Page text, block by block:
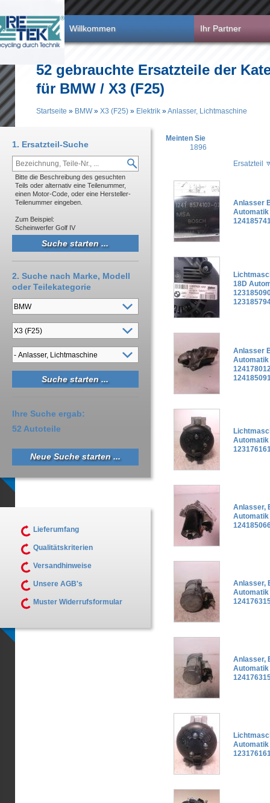
Willkommen Ihr Partner
52 gebrauchte Ersatzteile der
für BMW / X3 (F25)
Startseite » BMW» X3 (F25) » Elektrik »Anlasser, Lichtmaschine
Meinten Sie
1896
Ersatzteil
Anlasser
Automatik
18D
Anlasser
Automatik
Automatik
Anlasser,
Automatik
Anlasser,
Automatik
Anlasser,
Automatik
Automatik
1. Ersatzteil-Suche
Bitte die Beschreibung des gesuchten
Teils oder alternativ eine Teilenummer,
einen Motor-Code, oder eine Hersteller-
Teilenummer eingeben.
Zum Beispiel:
Scheinwerfer Golf IV
2. Suche nach Marke, Modell
oder Teilekategorie
Ihre Suche ergab:
52 Autoteile
Neue Suche starten ...
Lieferumfang
Qualitätskriterien
Versandhinweise
Unsere AGB's
Muster Widerrufsformular